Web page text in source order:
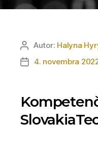
Autor
článku
Autor: Halyna
Dátum
4. novembra